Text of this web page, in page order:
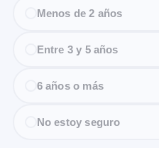
Menos de 2 años
Entre 3 y 5 años
6 años o más
No estoy seguro